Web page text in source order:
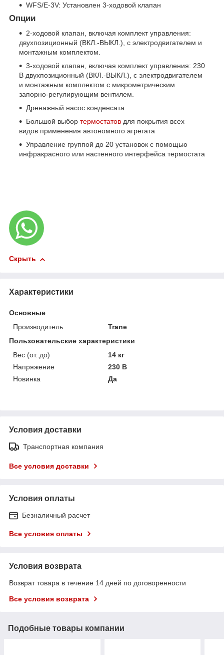
WFS/E-3V: Установлен 3-ходовой клапан
Опции
2-ходовой клапан, включая комплект управления:
двухпозиционный (ВКЛ.-ВЫКЛ.), с электродвигателем и
монтажным комплектом.
3-ходовой клапан, включая комплект управления: 230
В двухпозиционный (ВКЛ.-ВЫКЛ.), с электродвигателем
и монтажным комплектом с микрометрическим
запорно-регулирующим вентилем.
Дренажный насос конденсата
Большой выбор термостатов для покрытия всех
видов применения автономного агрегата
Управление группой до 20 установок с помощью
инфракрасного или настенного интерфейса термостата
Скрыть
Характеристики
Основные
Производитель
Trane
Пользовательские характеристики
Вес (от..до)
14 кг
Напряжение
230 В
Новинка
Да
Условия доставки
Транспортная компания
Все условия доставки
Условия оплаты
Безналичный расчет
Все условия оплаты
Условия возврата
Возврат товара в течение 14 дней по договоренности
Все условия возврата
Подобные товары компании